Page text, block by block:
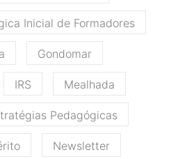
Inicial de Formadores
Gondomar
IRS Mealhada
Pedagógicas
Newsletter